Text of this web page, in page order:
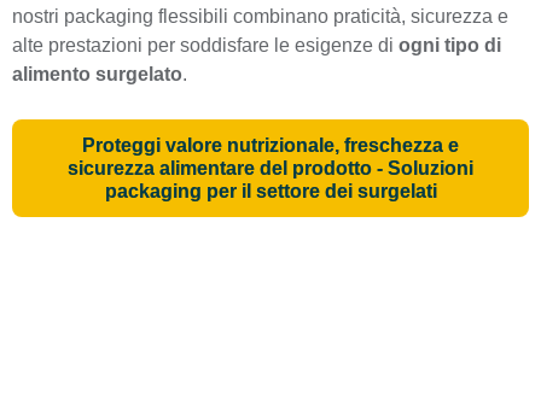
nostri packaging flessibili combinano praticità, sicurezza e
alte prestazioni per soddisfare le esigenze di ogni tipo di
alimento surgelato.
Proteggi valore nutrizionale, freschezza e
sicurezza alimentare del prodotto - Soluzioni
packaging per il settore dei surgelati